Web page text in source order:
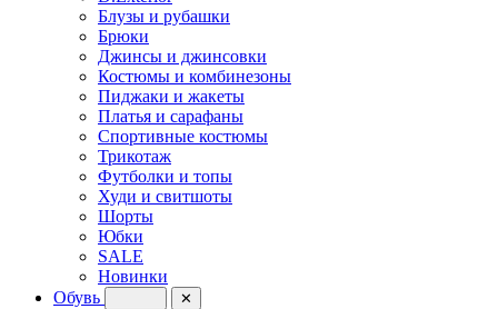
Блузы и рубашки
Брюки
Джинсы и джинсовки
Костюмы и комбинезоны
Пиджаки и жакеты
Платья и сарафаны
Спортивные костюмы
Трикотаж
Футболки и топы
Худи и свитшоты
Шорты
Юбки
SALE
Новинки
Обувь
✕